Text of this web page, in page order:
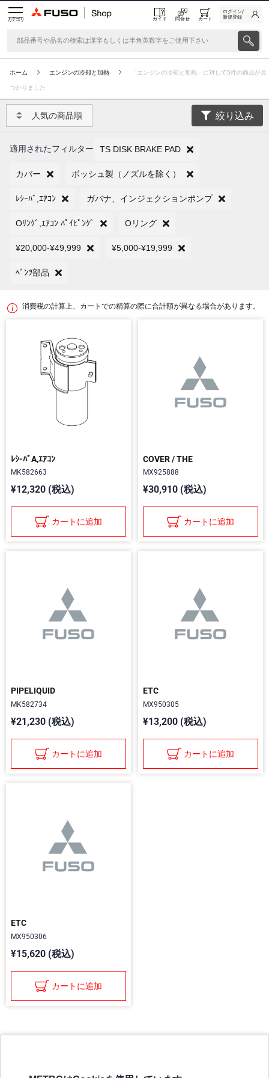
カテゴリ ガイド 問合せ カート
ログイン/
新規登録
ホーム エンジンの冷却と加熱 「エンジンの冷却と加熱」に対して5件の商品が見
つかりました
人気の商品順 絞り込み
適用されたフィルター TS DISK BRAKE PAD
カバー ボッシュ製（ノズルを除く）
ﾚｼｰﾊﾞ,ｴｱｺﾝ ガバナ、インジェクションポンプ
Oﾘﾝｸﾞ,ｴｱｺﾝ ﾊﾟｲﾋﾟﾝｸﾞ Oリング
¥20,000-¥49,999 ¥5,000-¥19,999
ﾍﾞﾝﾂ部品
消費税の計算上、カートでの精算の際に合計額が異なる場合があります。
ﾚｼ-ﾊﾞA,ｴｱｺﾝ
MK582663
¥12,320 (税込)
カートに追加
COVER / THE
MX925888
¥30,910 (税込)
カートに追加
PIPELIQUID
MK582734
¥21,230 (税込)
カートに追加
ETC
MX950305
¥13,200 (税込)
カートに追加
ETC
MX950306
¥15,620 (税込)
カートに追加